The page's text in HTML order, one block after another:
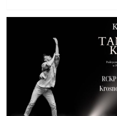
o
tańca
Światła,
kamery,
akcja!